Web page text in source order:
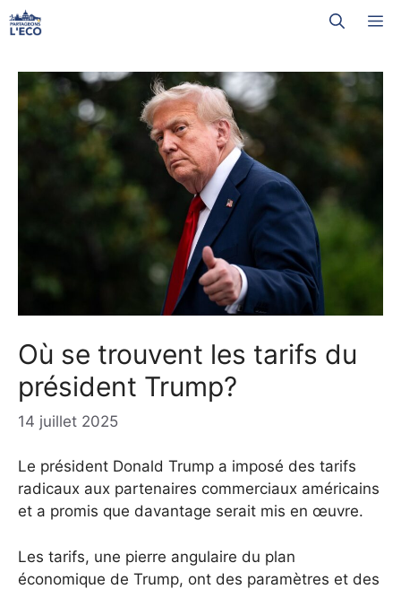
Aller
au
Où se trouvent les tarifs du
président Trump?
14 juillet 2025
Le président Donald Trump a imposé des tarifs
radicaux aux partenaires commerciaux américains
et a promis que davantage serait mis en œuvre.
Les tarifs, une pierre angulaire du plan
économique de Trump, ont des paramètres et des